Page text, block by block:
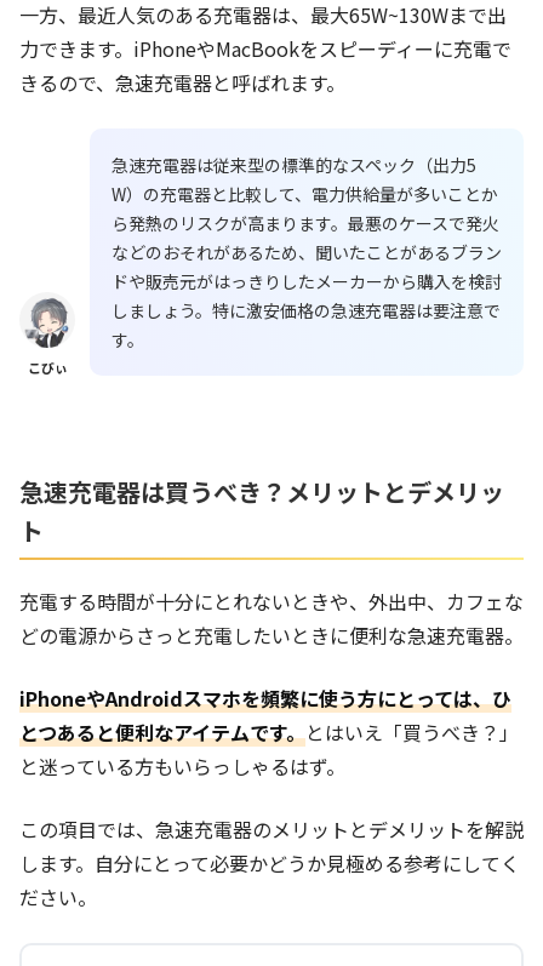
一方、最近人気のある充電器は、最大65W~130Wまで出
力できます。iPhoneやMacBookをスピーディーに充電で
きるので、急速充電器と呼ばれます。
こびぃ
急速充電器は従来型の標準的なスペック（出力5
W）の充電器と比較して、電力供給量が多いことか
ら発熱のリスクが高まります。最悪のケースで発火
などのおそれがあるため、聞いたことがあるブラン
ドや販売元がはっきりしたメーカーから購入を検討
しましょう。特に激安価格の急速充電器は要注意で
す。
急速充電器は買うべき？メリットとデメリッ
ト
充電する時間が十分にとれないときや、外出中、カフェな
どの電源からさっと充電したいときに便利な急速充電器。
iPhoneやAndroidスマホを頻繁に使う方にとっては、ひ
とつあると便利なアイテムです。とはいえ「買うべき？」
と迷っている方もいらっしゃるはず。
この項目では、急速充電器のメリットとデメリットを解説
します。自分にとって必要かどうか見極める参考にしてく
ださい。